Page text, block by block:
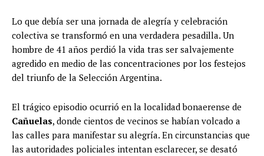
Lo que debía ser una jornada de alegría y celebración
colectiva se transformó en una verdadera pesadilla. Un
hombre de 41 años perdió la vida tras ser salvajemente
agredido en medio de las concentraciones por los festejos
del triunfo de la Selección Argentina.
El trágico episodio ocurrió en la localidad bonaerense de
Cañuelas, donde cientos de vecinos se habían volcado a
las calles para manifestar su alegría. En circunstancias que
las autoridades policiales intentan esclarecer, se desató